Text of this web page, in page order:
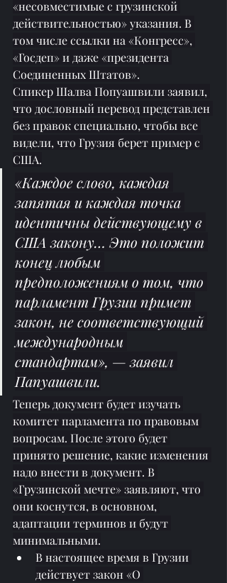
«несовместимые с грузинской
действительностью» указания. В
том числе ссылки на «Конгресс»,
«Госдеп» и даже «президента
Соединенных Штатов».
Спикер Шалва Попуашвили заявил,
что дословный перевод представлен
без правок специально, чтобы все
видели, что Грузия берет пример с
США.
«Каждое слово, каждая
запятая и каждая точка
идентичны действующему в
США закону… Это положит
конец любым
предположениям о том, что
парламент Грузии примет
закон, не соответствующий
международным
стандартам», — заявил
Папуашвили.
Теперь документ будет изучать
комитет парламента по правовым
вопросам. После этого будет
принято решение, какие изменения
надо внести в документ. В
«Грузинской мечте» заявляют, что
они коснутся, в основном,
адаптации терминов и будут
минимальными.
В настоящее время в Грузии
действует закон «О